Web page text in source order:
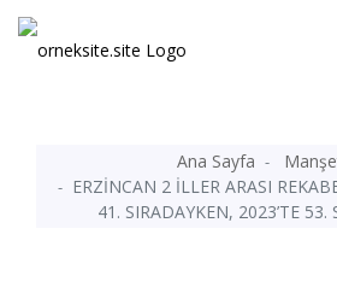
Ana Sayfa
ERZİNCAN 2 İLLER ARASI
41. SIRADAYKEN, 2023’TE 53.